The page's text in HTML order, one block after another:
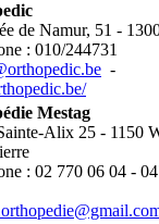
de Namur, 51 -
: 010/244731
-
Mestag
Alix 25 - 1150
: 02 770 06 04 -